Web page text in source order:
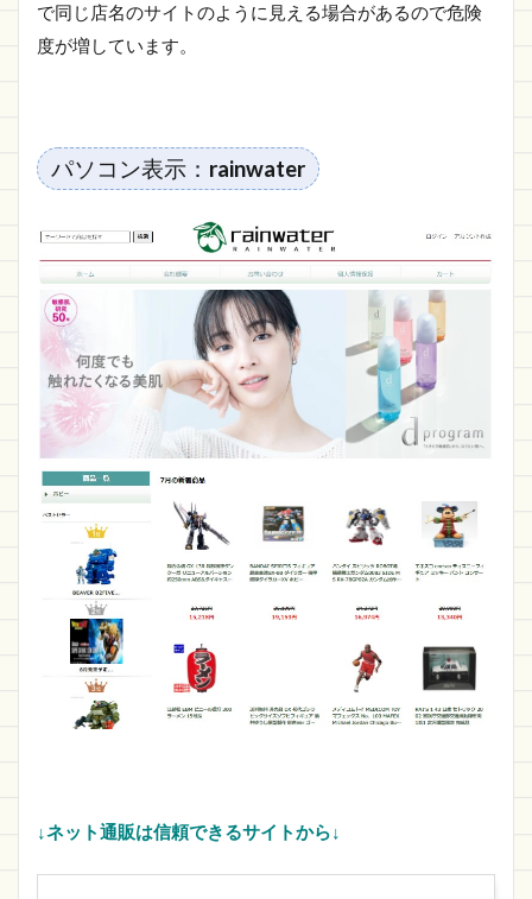
で同じ店名のサイトのように見える場合があるので危険
度が増しています。
パソコン表示： rainwater
↓ネット通販は信頼できるサイトから↓